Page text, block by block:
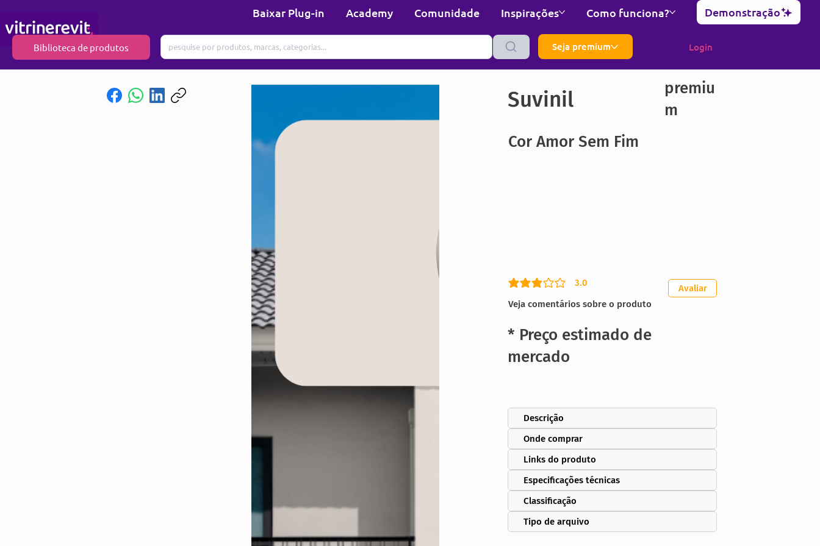
Baixar Plug-in Academy Comunidade Inspirações Como funciona? Demonstração
Biblioteca de produtos Seja premium Login
Suvinil
premiu
m
Cor Amor Sem Fim
3.0
classificação média é 3 de 5
Veja comentários sobre o produto
Avaliar
* Preço estimado de
mercado
Descrição
Onde comprar
Links do produto
Especificações técnicas
Classificação
Tipo de arquivo